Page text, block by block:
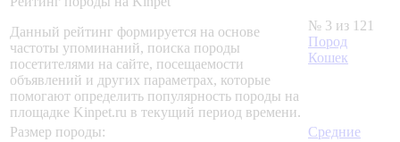
Данный рейтинг формируется на основе
частоты упоминаний, поиска породы
посетителями на сайте, посещаемости
объявлений и других параметрах, которые
помогают определить популярность породы на
площадке Kinpet.ru в текущий период времени.
№ 3 из 121
Пород
Кошек
Размер породы:
Средние